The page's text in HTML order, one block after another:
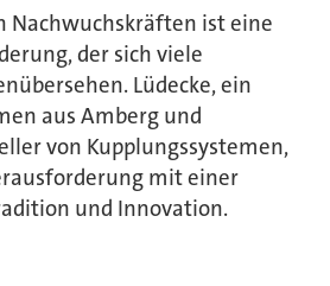
Nachwuchskräften ist eine
der sich viele
Lüdecke, ein
aus Amberg und
von Kupplungssystemen,
mit einer
und Innovation.